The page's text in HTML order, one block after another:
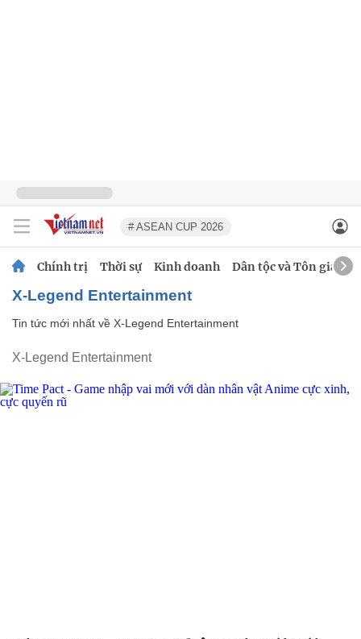
# ASEAN CUP 2026
Chính trị Thời sự Kinh doanh Dân tộc và Tôn giáo
X-Legend Entertainment
Tin tức mới nhất về X-Legend Entertainment
X-Legend Entertainment